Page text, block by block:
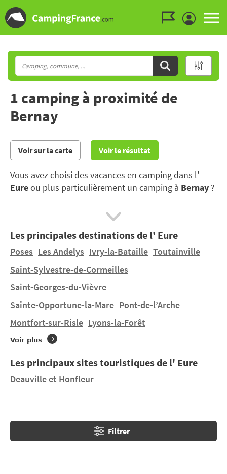
1 camping à proximité de
Bernay
Voir sur la carte Voir le résultat
Vous avez choisi des vacances en camping dans l'
Eureou plus particulièrement un camping à Bernay ?
A une heure de Paris, vous profiterez d’un cadre idéal
aux petits villages typiques ou aux nombreux espaces
naturels.
Aucun camping ne se trouve directement à
Les principales destinations de l' Eure
Poses Les Andelys Ivry-la-Bataille Toutainville
Saint-Sylvestre-de-Cormeilles
Saint-Georges-du-Vièvre
Sainte-Opportune-la-Mare Pont-de-l’Arche
Montfort-sur-Risle Lyons-la-Forêt
Voir plus
Les principaux sites touristiques de l' Eure
Deauville et Honfleur
Filtrer